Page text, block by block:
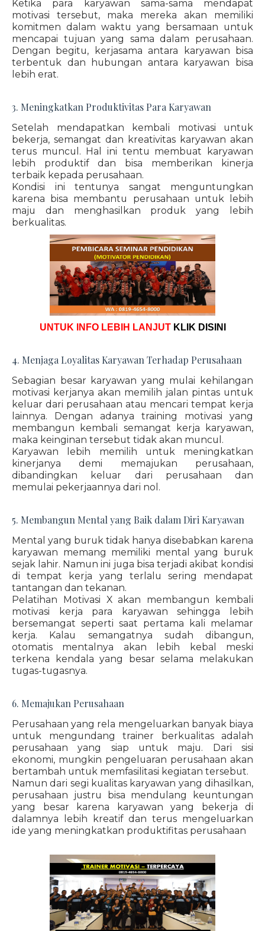
Ketika para karyawan sama-sama mendapat
motivasi tersebut, maka mereka akan memiliki
komitmen dalam waktu yang bersamaan untuk
mencapai tujuan yang sama dalam perusahaan.
Dengan begitu, kerjasama antara karyawan bisa
terbentuk dan hubungan antara karyawan bisa
lebih erat.
3. Meningkatkan Produktivitas Para Karyawan
Setelah mendapatkan kembali motivasi untuk
bekerja, semangat dan kreativitas karyawan akan
terus muncul. Hal ini tentu membuat karyawan
lebih produktif dan bisa memberikan kinerja
terbaik kepada perusahaan.
Kondisi ini tentunya sangat menguntungkan
karena bisa membantu perusahaan untuk lebih
maju dan menghasilkan produk yang lebih
berkualitas.
UNTUK INFO LEBIH LANJUT KLIK DISINI
4. Menjaga Loyalitas Karyawan Terhadap Perusahaan
Sebagian besar karyawan yang mulai kehilangan
motivasi kerjanya akan memilih jalan pintas untuk
keluar dari perusahaan atau mencari tempat kerja
lainnya. Dengan adanya training motivasi yang
membangun kembali semangat kerja karyawan,
maka keinginan tersebut tidak akan muncul.
Karyawan lebih memilih untuk meningkatkan
kinerjanya demi memajukan perusahaan,
dibandingkan keluar dari perusahaan dan
memulai pekerjaannya dari nol.
5. Membangun Mental yang Baik dalam Diri Karyawan
Mental yang buruk tidak hanya disebabkan karena
karyawan memang memiliki mental yang buruk
sejak lahir. Namun ini juga bisa terjadi akibat kondisi
di tempat kerja yang terlalu sering mendapat
tantangan dan tekanan.
Pelatihan Motivasi X akan membangun kembali
motivasi kerja para karyawan sehingga lebih
bersemangat seperti saat pertama kali melamar
kerja. Kalau semangatnya sudah dibangun,
otomatis mentalnya akan lebih kebal meski
terkena kendala yang besar selama melakukan
tugas-tugasnya.
6. Memajukan Perusahaan
Perusahaan yang rela mengeluarkan banyak biaya
untuk mengundang trainer berkualitas adalah
perusahaan yang siap untuk maju. Dari sisi
ekonomi, mungkin pengeluaran perusahaan akan
bertambah untuk memfasilitasi kegiatan tersebut.
Namun dari segi kualitas karyawan yang dihasilkan,
perusahaan justru bisa mendulang keuntungan
yang besar karena karyawan yang bekerja di
dalamnya lebih kreatif dan terus mengeluarkan
ide yang meningkatkan produktifitas perusahaan